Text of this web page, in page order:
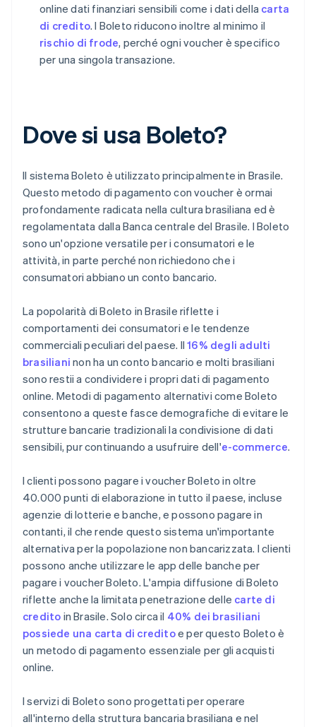
online dati finanziari sensibili come i dati della carta
di credito. I Boleto riducono inoltre al minimo il
rischio di frode, perché ogni voucher è specifico
per una singola transazione.
Dove si usa Boleto?
Il sistema Boleto è utilizzato principalmente in Brasile.
Questo metodo di pagamento con voucher è ormai
profondamente radicata nella cultura brasiliana ed è
regolamentata dalla Banca centrale del Brasile. I Boleto
sono un'opzione versatile per i consumatori e le
attività, in parte perché non richiedono che i
consumatori abbiano un conto bancario.
La popolarità di Boleto in Brasile riflette i
comportamenti dei consumatori e le tendenze
commerciali peculiari del paese. Il16% degli adulti
brasiliani non ha un conto bancario e molti brasiliani
sono restii a condividere i propri dati di pagamento
online. Metodi di pagamento alternativi come Boleto
consentono a queste fasce demografiche di evitare le
strutture bancarie tradizionali la condivisione di dati
sensibili, pur continuando a usufruire dell'e-commerce.
I clienti possono pagare i voucher Boleto in oltre
40.000 punti di elaborazione in tutto il paese, incluse
agenzie di lotterie e banche, e possono pagare in
contanti, il che rende questo sistema un'importante
alternativa per la popolazione non bancarizzata. I clienti
possono anche utilizzare le app delle banche per
pagare i voucher Boleto. L'ampia diffusione di Boleto
riflette anche la limitata penetrazione delle carte di
credito in Brasile. Solo circa il 40% dei brasiliani
possiede una carta di creditoe per questo Boleto è
un metodo di pagamento essenziale per gli acquisti
online.
I servizi di Boleto sono progettati per operare
all'interno della struttura bancaria brasiliana e nel